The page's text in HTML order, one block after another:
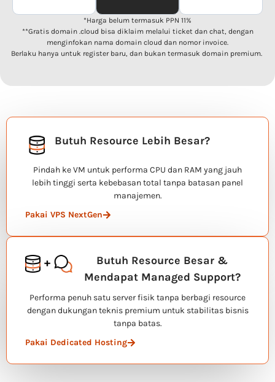
*Harga belum termasuk PPN 11%
**Gratis domain .cloud bisa diklaim melalui ticket dan chat, dengan
menginfokan nama domain cloud dan nomor invoice.
Berlaku hanya untuk register baru, dan bukan termasuk domain premium.
Butuh Resource Lebih Besar?
Pindah ke VM untuk performa CPU dan RAM yang jauh
lebih tinggi serta kebebasan total tanpa batasan panel
manajemen.
Pakai VPS NextGen
Butuh Resource Besar &
Mendapat Managed Support?
Performa penuh satu server fisik tanpa berbagi resource
dengan dukungan teknis premium untuk stabilitas bisnis
tanpa batas.
Pakai Dedicated Hosting